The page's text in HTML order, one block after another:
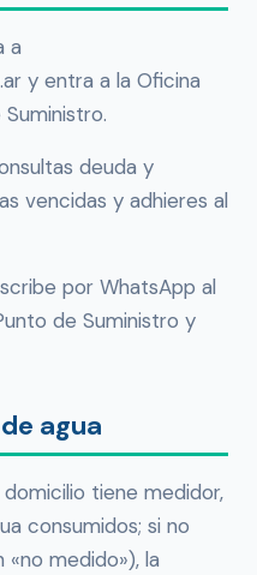
a
y entra a la Oficina
deuda y
vencidas y adhieres al
por WhatsApp al
de Suministro y
agua
tiene medidor,
consumidos; si no
medido»), la